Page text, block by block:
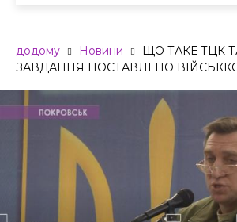
додому Новини
ЩО ТАКЕ ТЦК
ЗАВДАННЯ ПОСТАВЛЕНО